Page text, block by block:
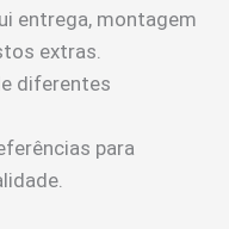
entrega, montagem
extras.
diferentes
para